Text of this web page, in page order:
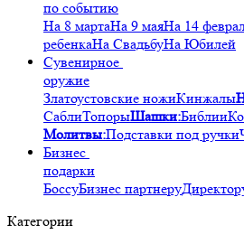
по событию
На 8 мартаНа 9 маяНа 14
ребенкаНа СвадьбуНа Юбилей
Сувенирное
оружие
Златоустовские ножиКинжалы
СаблиТопорыШашки:Библии
Молитвы:Подставки под ручки
Бизнес
подарки
БоссуБизнес партнеру
Категории